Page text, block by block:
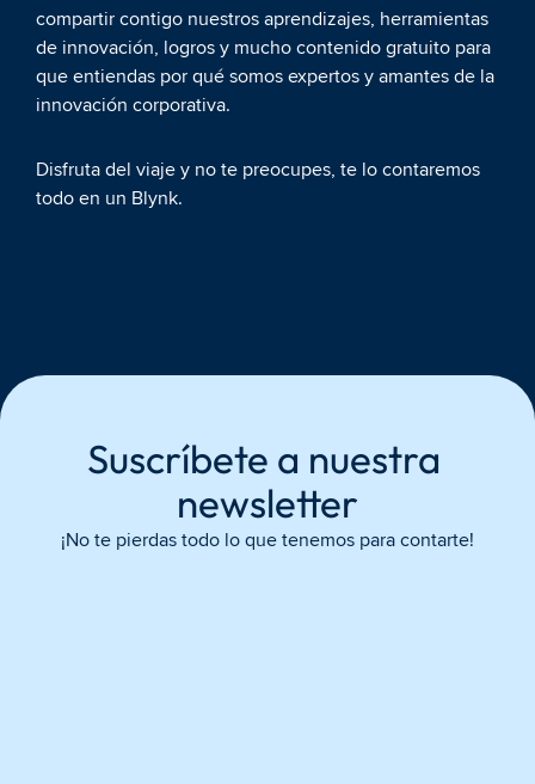
compartir contigo nuestros aprendizajes, herramientas
de innovación, logros y mucho contenido gratuito para
que entiendas por qué somos expertos y amantes de la
innovación corporativa.
Disfruta del viaje y no te preocupes, te lo contaremos
todo en un Blynk.
Suscríbete a nuestra
newsletter
¡No te pierdas todo lo que tenemos para contarte!